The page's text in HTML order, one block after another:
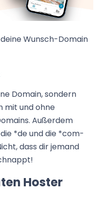
Wunsch-Domain
Domain, sondern
mit und ohne
Außerdem
*de und die *com-
dass dir jemand
Hoster